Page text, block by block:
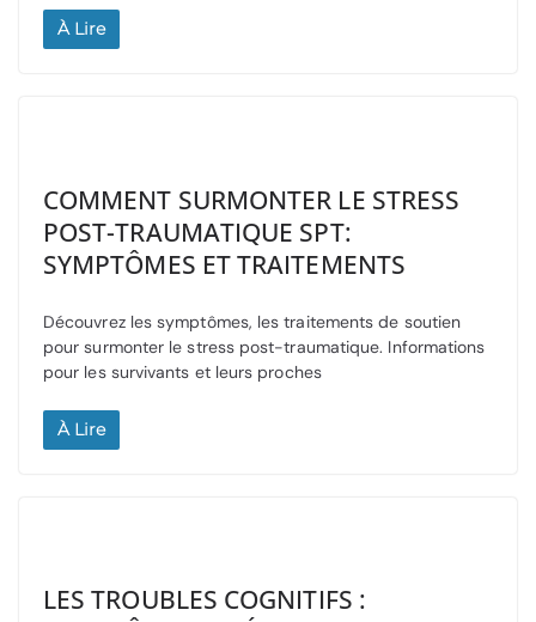
À Lire
COMMENT SURMONTER LE STRESS
POST-TRAUMATIQUE SPT:
SYMPTÔMES ET TRAITEMENTS
Découvrez les symptômes, les traitements de soutien
pour surmonter le stress post-traumatique. Informations
pour les survivants et leurs proches
À Lire
LES TROUBLES COGNITIFS :